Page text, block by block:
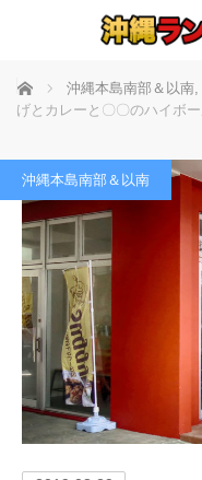
ホーム 沖縄本島南部＆以南,
げとカレーと〇〇のハイボ
沖縄本島南部＆以南